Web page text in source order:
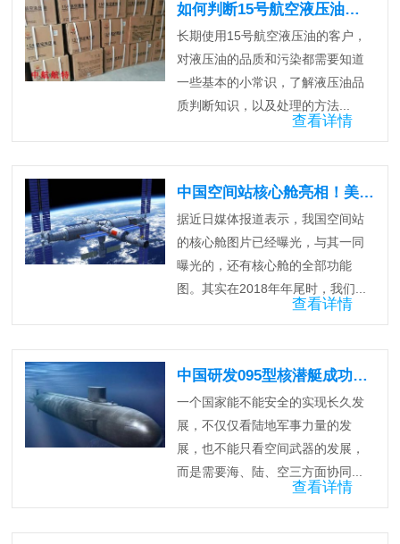
如何判断15号航空液压油的品质？
长期使用15号航空液压油的客户，
对液压油的品质和污染都需要知道
一些基本的小常识，了解液压油品
质判断知识，以及处理的方法...
查看详情
中国空间站核心舱亮相！美国为何愤怒？
据近日媒体报道表示，我国空间站
的核心舱图片已经曝光，与其一同
曝光的，还有核心舱的全部功能
图。其实在2018年年尾时，我们...
查看详情
中国研发095型核潜艇成功！战力将大幅度提升
一个国家能不能安全的实现长久发
展，不仅仅看陆地军事力量的发
展，也不能只看空间武器的发展，
而是需要海、陆、空三方面协同...
查看详情